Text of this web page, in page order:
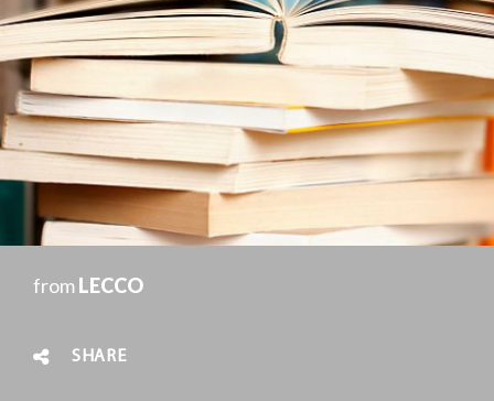
fromLECCO
SHARE